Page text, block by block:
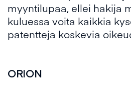
myyntilupaa, ellei hakija
kuluessa voita kaikkia
patentteja koskevia
ORION